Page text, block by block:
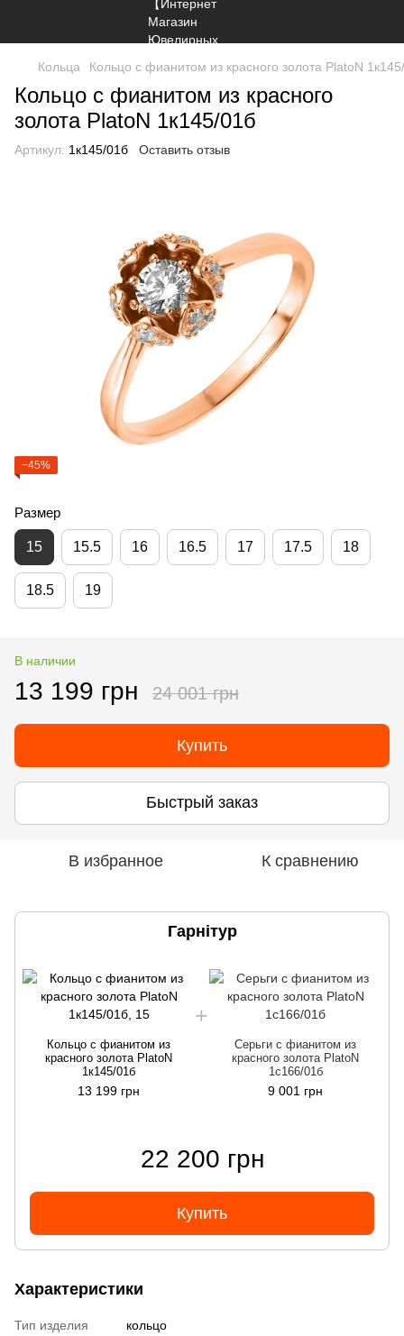
Кольца Кольцо с фианитом из красного золота PlatoN
Кольцо с фианитом из красного
золота PlatoN 1к145/01б
Артикул: 1к145/01б Оставить отзыв
−45%
Размер
15 15.5 16 16.5 17 17.5 18
18.5 19
В наличии
13 199 грн 24 001 грн
Купить
Быстрый заказ
В избранное К сравнению
Гарнітур
Кольцо с фианитом из
красного золота PlatoN
1к145/01б
13 199 грн
Серьги с фианитом из
красного золота PlatoN
1с166/01б
9 001 грн
22 200 грн
Купить
Характеристики
Тип изделия
кольцо